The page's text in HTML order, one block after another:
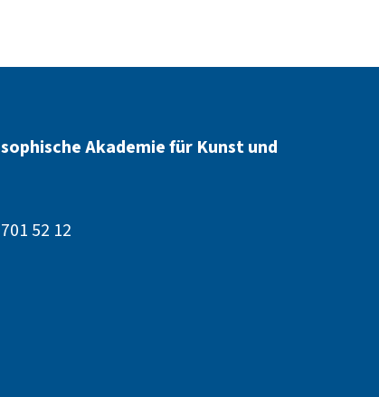
Akademie für Kunst und
52 12